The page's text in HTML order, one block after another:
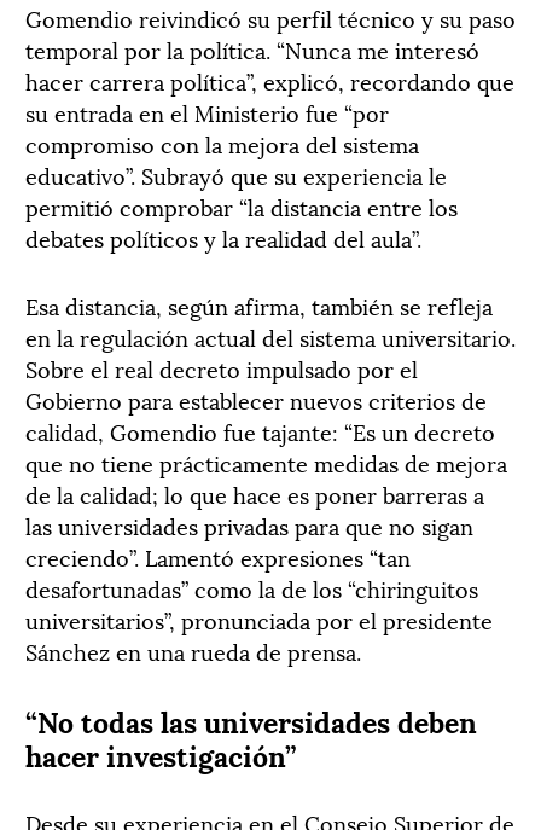
Gomendio reivindicó su perfil técnico y su paso
temporal por la política. “Nunca me interesó
hacer carrera política”, explicó, recordando que
su entrada en el Ministerio fue “por
compromiso con la mejora del sistema
educativo”. Subrayó que su experiencia le
permitió comprobar “la distancia entre los
debates políticos y la realidad del aula”.
Esa distancia, según afirma, también se refleja
en la regulación actual del sistema universitario.
Sobre el real decreto impulsado por el
Gobierno para establecer nuevos criterios de
calidad, Gomendio fue tajante: “Es un decreto
que no tiene prácticamente medidas de mejora
de la calidad; lo que hace es poner barreras a
las universidades privadas para que no sigan
creciendo”. Lamentó expresiones “tan
desafortunadas” como la de los “chiringuitos
universitarios”, pronunciada por el presidente
Sánchez en una rueda de prensa.
“No todas las universidades deben
hacer investigación”
Desde su experiencia en el Consejo Superior de